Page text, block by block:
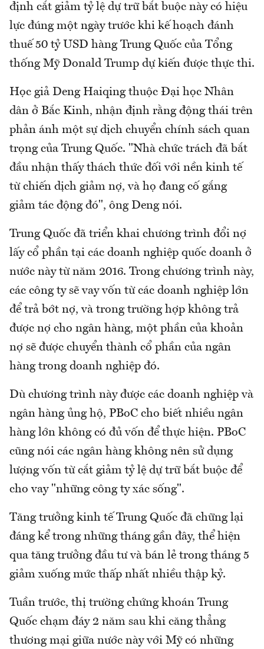
định cắt giảm tỷ lệ dự trữ bắt buộc này có hiệu
lực đúng một ngày trước khi kế hoạch đánh
thuế 50 tỷ USD hàng Trung Quốc của Tổng
thống Mỹ Donald Trump dự kiến được thực thi.
Học giả Deng Haiqing thuộc Đại học Nhân
dân ở Bắc Kinh, nhận định rằng động thái trên
phản ánh một sự dịch chuyển chính sách quan
trọng của Trung Quốc. "Nhà chức trách đã bắt
đầu nhận thấy thách thức đối với nền kinh tế
từ chiến dịch giảm nợ, và họ đang cố gắng
giảm tác động đó", ông Deng nói.
Trung Quốc đã triển khai chương trình đổi nợ
lấy cổ phần tại các doanh nghiệp quốc doanh ở
nước này từ năm 2016. Trong chương trình này,
các công ty sẽ vay vốn từ các doanh nghiệp lớn
để trả bớt nợ, và trong trường hợp không trả
được nợ cho ngân hàng, một phần của khoản
nợ sẽ được chuyển thành cổ phần của ngân
hàng trong doanh nghiệp đó.
Dù chương trình này được các doanh nghiệp và
ngân hàng ủng hộ, PBoC cho biết nhiều ngân
hàng lớn không có đủ vốn để thực hiện. PBoC
cũng nói các ngân hàng không nên sử dụng
lượng vốn từ cắt giảm tỷ lệ dự trữ bắt buộc để
cho vay "những công ty xác sống".
Tăng trưởng kinh tế Trung Quốc đã chững lại
đáng kể trong những tháng gần đây, thể hiện
qua tăng trưởng đầu tư và bán lẻ trong tháng 5
giảm xuống mức thấp nhất nhiều thập kỷ.
Tuần trước, thị trường chứng khoán Trung
Quốc chạm đáy 2 năm sau khi căng thẳng
thương mại giữa nước này với Mỹ có những